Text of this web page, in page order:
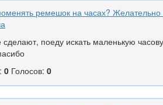
ремешок на часах? Желательно
сделают, поеду искать маленькую
0 Голосов: 0